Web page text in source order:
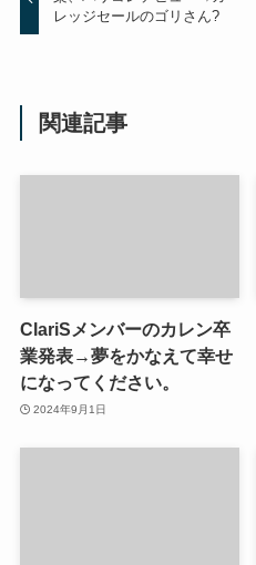
レッジセールのゴリさん?
関連記事
ClariSメンバーのカレン卒
業発表→夢をかなえて幸せ
になってください。
2024年9月1日